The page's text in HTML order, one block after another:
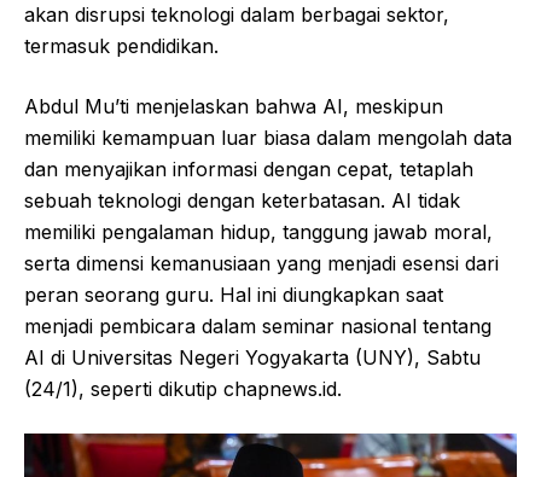
akan disrupsi teknologi dalam berbagai sektor,
termasuk pendidikan.
Abdul Mu’ti menjelaskan bahwa AI, meskipun
memiliki kemampuan luar biasa dalam mengolah data
dan menyajikan informasi dengan cepat, tetaplah
sebuah teknologi dengan keterbatasan. AI tidak
memiliki pengalaman hidup, tanggung jawab moral,
serta dimensi kemanusiaan yang menjadi esensi dari
peran seorang guru. Hal ini diungkapkan saat
menjadi pembicara dalam seminar nasional tentang
AI di Universitas Negeri Yogyakarta (UNY), Sabtu
(24/1), seperti dikutip chapnews.id.